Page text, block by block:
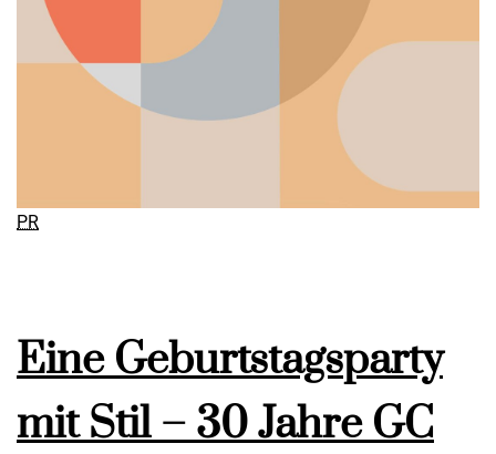
PR
Eine Geburtstagsparty
mit Stil – 30 Jahre GC